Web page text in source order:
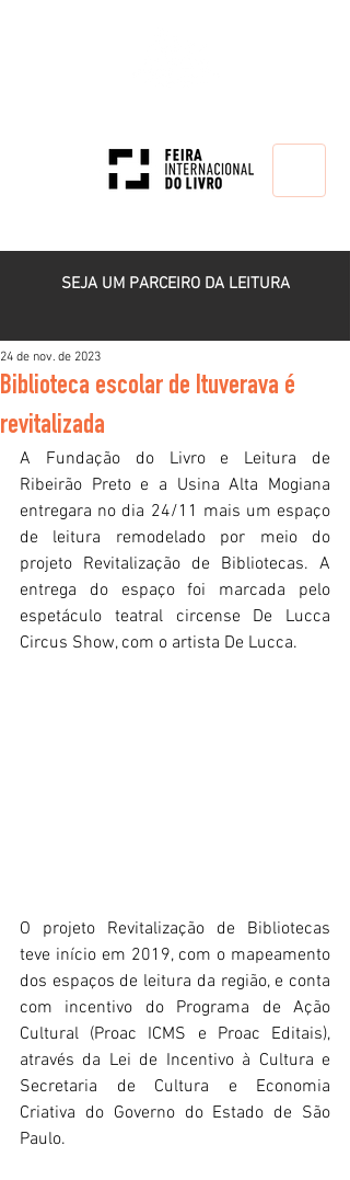
SEJA UM PARCEIRO DA LEITURA
Biblioteca escolar de Ituverava é
revitalizada
24 de nov. de 2023
A
Fundação do Livro e Leitura de
Ribeirão Preto e a Usina Alta Mogiana
entregara no dia 24/11 mais um espaço
de leitura remodelado por meio do
projeto Revitalização de Bibliotecas. A
entrega do espaço foi marcada pelo
espetáculo teatral circense De Lucca
Circus Show, com o artista De Lucca.
O projeto Revitalização de Bibliotecas
teve início em 2019, com o mapeamento
dos espaços de leitura da região, e conta
com incentivo do Programa de Ação
Cultural (Proac ICMS e Proac Editais),
através da Lei de Incentivo à Cultura e
Secretaria de Cultura e Economia
Criativa do Governo do Estado de São
Paulo.